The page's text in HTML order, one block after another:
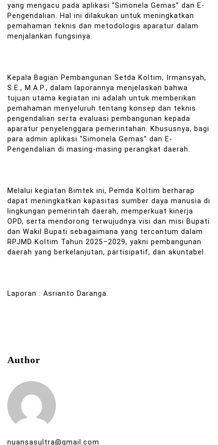
yang mengacu pada aplikasi “Simonela Gemas” dan E-
Pengendalian. Hal ini dilakukan untuk meningkatkan
pemahaman teknis dan metodologis aparatur dalam
menjalankan fungsinya.
Kepala Bagian Pembangunan Setda Koltim, Irmansyah,
S.E., M.A.P., dalam laporannya menjelaskan bahwa
tujuan utama kegiatan ini adalah untuk memberikan
pemahaman menyeluruh tentang konsep dan teknis
pengendalian serta evaluasi pembangunan kepada
aparatur penyelenggara pemerintahan. Khususnya, bagi
para admin aplikasi “Simonela Gemas” dan E-
Pengendalian di masing-masing perangkat daerah.
Melalui kegiatan Bimtek ini, Pemda Koltim berharap
dapat meningkatkan kapasitas sumber daya manusia di
lingkungan pemerintah daerah, memperkuat kinerja
OPD, serta mendorong terwujudnya visi dan misi Bupati
dan Wakil Bupati sebagaimana yang tercantum dalam
RPJMD Koltim Tahun 2025–2029, yakni pembangunan
daerah yang berkelanjutan, partisipatif, dan akuntabel.
Laporan : Asrianto Daranga.
Author
nuansasultra@gmail.com